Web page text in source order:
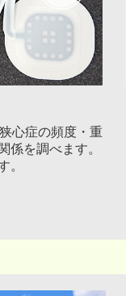
心症の頻度・重
係を調べます。
。